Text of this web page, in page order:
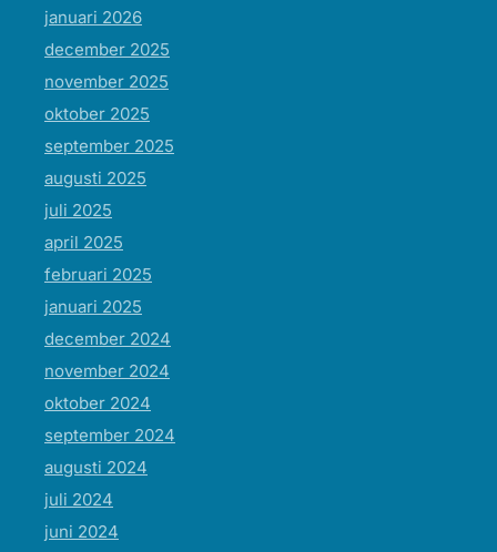
januari 2026
december 2025
november 2025
oktober 2025
september 2025
augusti 2025
juli 2025
april 2025
februari 2025
januari 2025
december 2024
november 2024
oktober 2024
september 2024
augusti 2024
juli 2024
juni 2024